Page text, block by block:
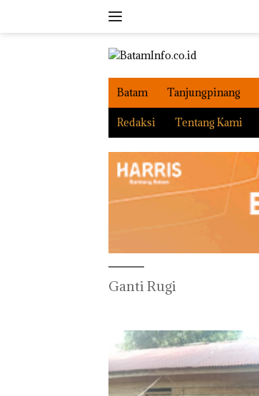
Batam Tanjungpinang
Redaksi Tentang Kami
Ganti Rugi